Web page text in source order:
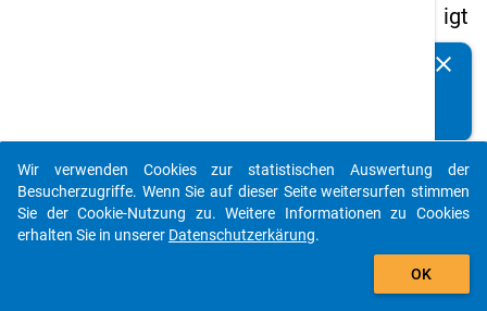
igt
en
s
20
15
clear
auto_stories
add_shopping_cart
Wir verwenden Cookies zur statistischen Auswertung der
Besucherzugriffe. Wenn Sie auf dieser Seite weitersurfen stimmen
Sie der Cookie-Nutzung zu. Weitere Informationen zu Cookies
erhalten Sie in unserer Datenschutzerkärung.
OK